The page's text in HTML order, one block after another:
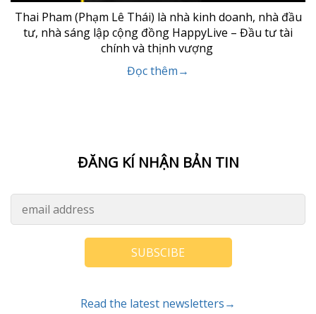
Thai Pham (Phạm Lê Thái) là nhà kinh doanh, nhà đầu
tư, nhà sáng lập cộng đồng HappyLive – Đầu tư tài
chính và thịnh vượng
Đọc thêm→
ĐĂNG KÍ NHẬN BẢN TIN
SUBSCIBE
Read the latest newsletters→